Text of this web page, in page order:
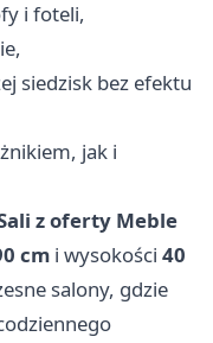
i foteli,
siedzisk bez efektu
jak i
z oferty Meble
cm i wysokości 40
salony, gdzie